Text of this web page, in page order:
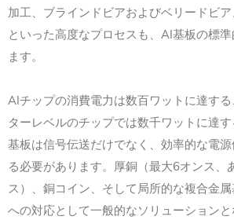
加工、ブラインドビアおよびベリードビ
といった高度なプロセスも、AI基板の標
ます。
AIチップの消費電力は数百ワットに達す
ターレベルのチップでは数千ワットに達す
基板は信号伝送だけでなく、効率的な電
る必要があります。厚銅（最大6オンス、
ス）、銅コイン、そして局所的な複合金
への対応として一般的なソリューション